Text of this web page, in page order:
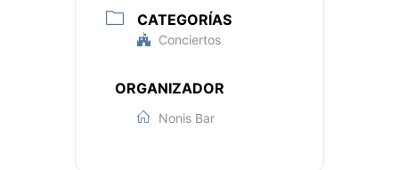
CATEGORÍAS
Conciertos
ORGANIZADOR
Nonis Bar